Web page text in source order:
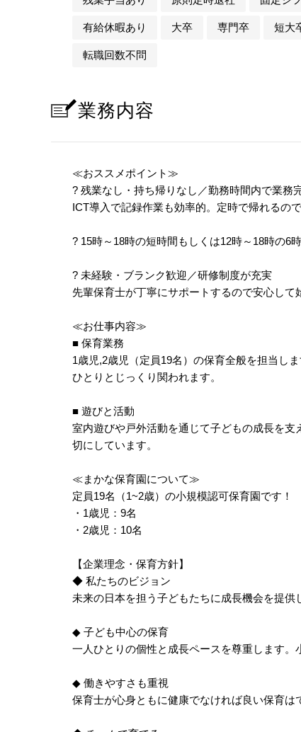
有給休暇あり 大卒 専門卒 短大
転職回数不問
業務内容
≪おススメポイント≫
? 残業なし・持ち帰りなし／勤務時間内で業務
ICT導入で記録作業も効率的。定時で帰れるの
? 15時～18時の短時間もしくは12時～18時の6
? 未経験・ブランク歓迎／研修制度が充実
先輩保育士が丁寧にサポートするので安心して
≪お仕事内容≫
■ 保育業務
1歳児,2歳児（定員19名）の保育全般を担当し
ひとりとじっくり関われます。
■ 遊びと活動
室内遊びや戸外活動を通じて子どもの成長を
切にしています。
≪まかな保育園について≫
定員19名（1~2歳）の小規模認可保育園です！
・1歳児：9名
・2歳児：10名
【企業理念・保育方針】
◆ 私たちのビジョン
未来の日本を担う子どもたちに成長機会を提供
◆ 子ども中心の保育
一人ひとりの個性と成長ペースを尊重します。
◆ 働きやすさも重視
保育士が心身ともに健康でなければ良い保育は